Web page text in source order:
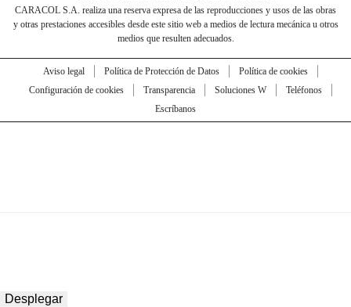
CARACOL S.A. realiza una reserva expresa de las reproducciones y usos de las obras
y otras prestaciones accesibles desde este sitio web a medios de lectura mecánica u otros
medios que resulten adecuados.
Aviso legal Política de Protección de Datos
Política de cookies
Configuración de cookies
Transparencia Soluciones W
Teléfonos
Escríbanos
Desplegar